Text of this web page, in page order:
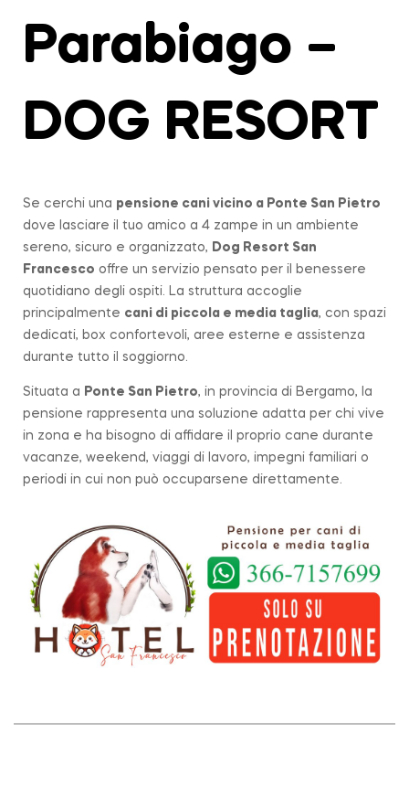
Parabiago –
DOG RESORT
Se cerchi una pensione cani vicino a Ponte San Pietro
dove lasciare il tuo amico a 4 zampe in un ambiente
sereno, sicuro e organizzato, Dog Resort San
Francesco offre un servizio pensato per il benessere
quotidiano degli ospiti. La struttura accoglie
principalmente cani di piccola e media taglia, con spazi
dedicati, box confortevoli, aree esterne e assistenza
durante tutto il soggiorno.
Situata a Ponte San Pietro, in provincia di Bergamo, la
pensione rappresenta una soluzione adatta per chi vive
in zona e ha bisogno di affidare il proprio cane durante
vacanze, weekend, viaggi di lavoro, impegni familiari o
periodi in cui non può occuparsene direttamente.